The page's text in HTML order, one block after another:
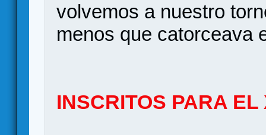
volvemos a nuestro
menos que catorceava
INSCRITOS PARA EL